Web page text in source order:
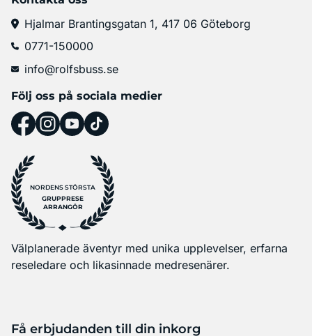
Hjalmar Brantingsgatan 1, 417 06 Göteborg
0771-150000
info@rolfsbuss.se
Följ oss på sociala medier
NORDENS STÖRSTA
GRUPPRESE
ARRANGÖR
Välplanerade äventyr med unika upplevelser, erfarna
reseledare och likasinnade medresenärer.
Få erbjudanden till din inkorg